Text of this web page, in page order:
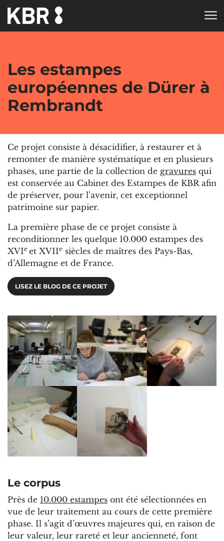
Aller au contenu
Les estampes
européennes de Dürer à
Rembrandt
Ce projet consiste à désacidifier, à restaurer et à
remonter de manière systématique et en plusieurs
phases, une partie de la collection de gravures qui
est conservée au Cabinet des Estampes de KBR afin
de préserver, pour l’avenir, cet exceptionnel
patrimoine sur papier.
La première phase de ce projet consiste à
reconditionner les quelque 10.000 estampes des
XVIe et XVIIe siècles de maîtres des Pays-Bas,
d’Allemagne et de France.
LISEZ LE BLOG DE CE PROJET
Le corpus
Près de 10.000 estampes ont été sélectionnées en
vue de leur traitement au cours de cette première
phase. Il s’agit d’œuvres majeures qui, en raison de
leur valeur, leur rareté et leur ancienneté, font